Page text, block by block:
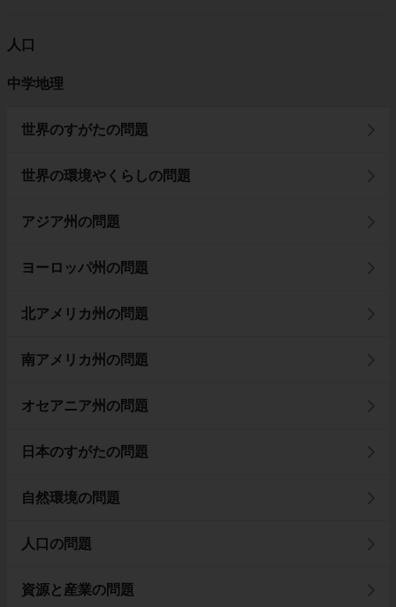
人口
中学地理
世界のすがたの問題
世界の環境やくらしの問題
アジア州の問題
ヨーロッパ州の問題
北アメリカ州の問題
南アメリカ州の問題
オセアニア州の問題
日本のすがたの問題
自然環境の問題
人口の問題
資源と産業の問題